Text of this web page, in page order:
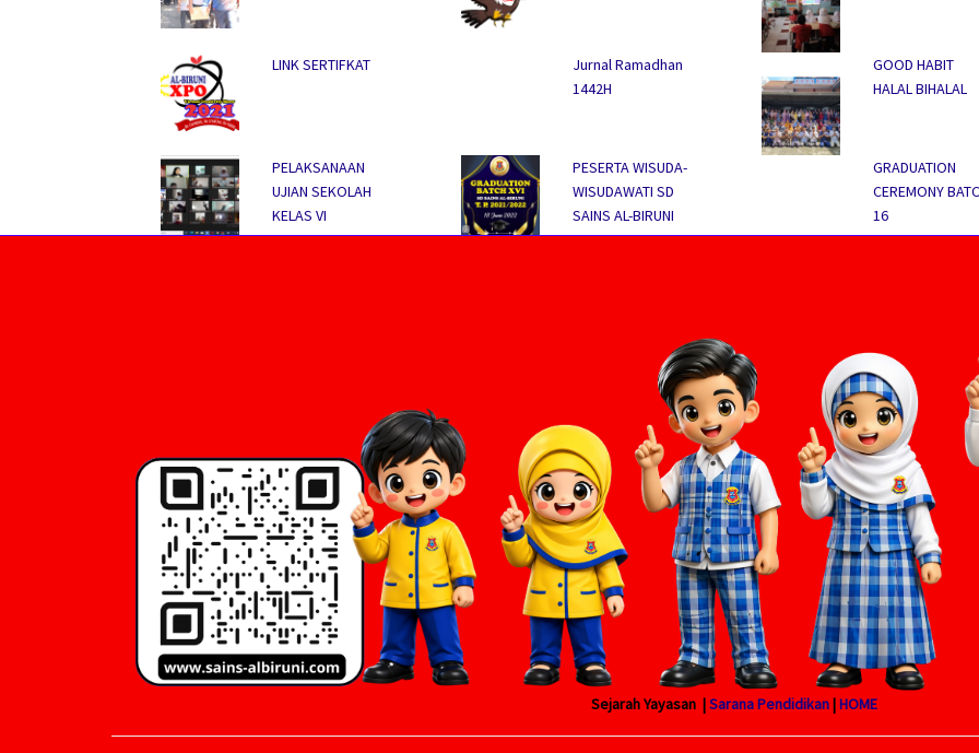
LINK SERTIFKAT
Jurnal Ramadhan
1442H
GOOD HABIT
HALAL BIHALAL
PELAKSANAAN
UJIAN SEKOLAH
KELAS VI
PESERTA WISUDA-
WISUDAWATI SD
SAINS AL-BIRUNI
GRADUATION
CEREMONY
16
Sejarah Yayasan |Sarana Pendidikan|HOME